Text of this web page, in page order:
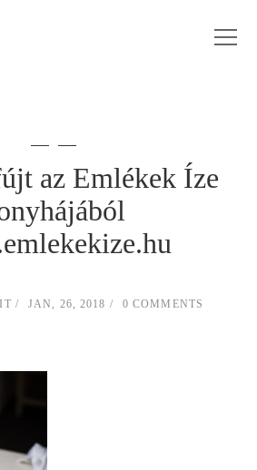
az Emlékek Íze
JAN, 26, 2018 0 COMMENTS